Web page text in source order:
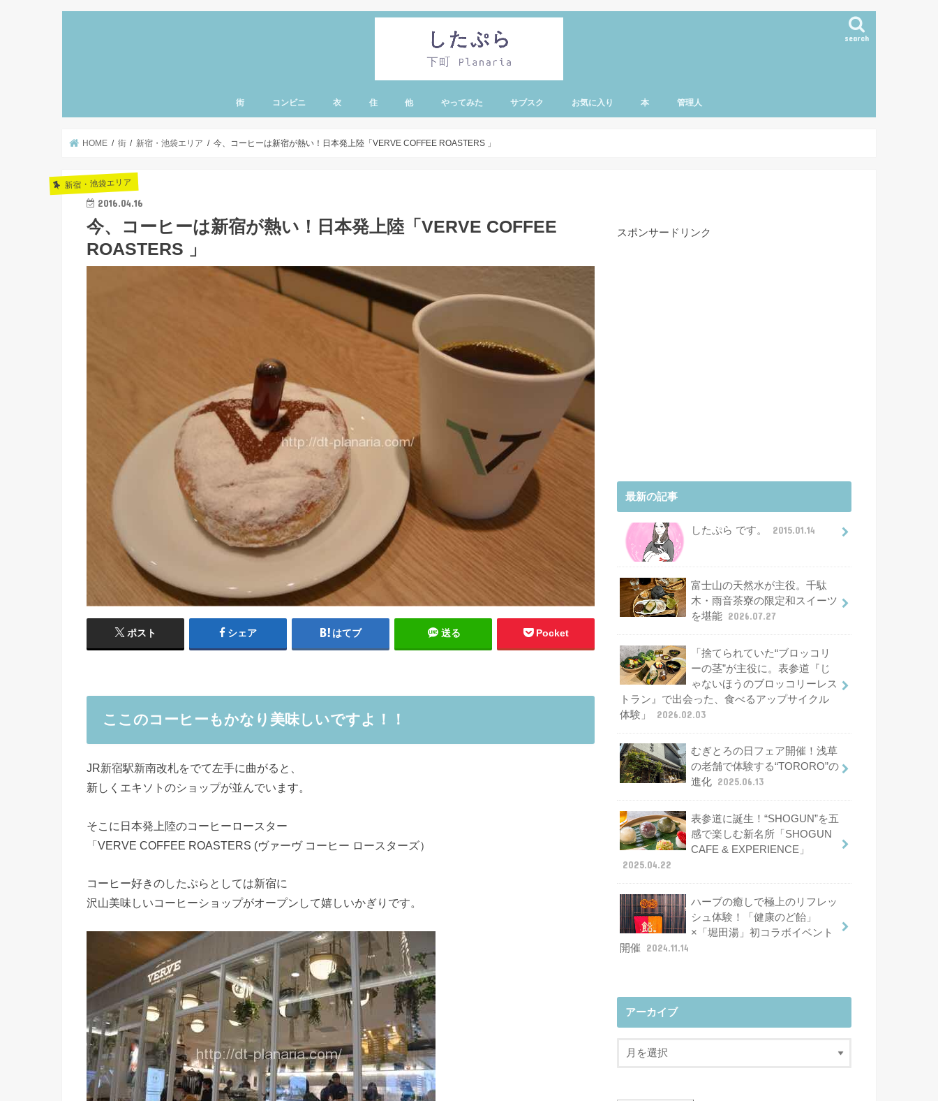
search
街
町・両国エリア
コンビニ 衣 住 他 やってみた サブスク お気に入り 本 管理人
HOME 街 新宿・池袋エリア 今、コーヒーは新宿が熱い！日本発上陸「VERVE COFFEE ROASTERS 」
新宿・池袋エリア
2016.04.16
今、コーヒーは新宿が熱い！日本発上陸「VERVE COFFEE
ROASTERS 」
ポスト シェア はてブ 送る Pocket
ここのコーヒーもかなり美味しいですよ！！
JR新宿駅新南改札をでて左手に曲がると、
新しくエキソトのショップが並んでいます。
そこに日本発上陸のコーヒーロースター
「VERVE COFFEE ROASTERS (ヴァーヴ コーヒー ロースターズ）
コーヒー好きのしたぷらとしては新宿に
沢山美味しいコーヒーショップがオープンして嬉しいかぎりです。
スポンサードリンク
最新の記事
したぷら です。 2015.01.14
富士山の天然水が主役。千駄
木・雨音茶寮の限定和スイーツ
を堪能 2026.07.27
「捨てられていた“ブロッコリ
ーの茎”が主役に。表参道『じ
ゃないほうのブロッコリーレス
トラン』で出会った、食べるアップサイクル
体験」
2026.02.03
むぎとろの日フェア開催！浅草
の老舗で体験する“TORORO”の
進化 2025.06.13
表参道に誕生！“SHOGUN”を五
感で楽しむ新名所「SHOGUN
CAFE & EXPERIENCE」
2025.04.22
ハーブの癒しで極上のリフレッ
シュ体験！「健康のど飴」
×「堀田湯」初コラボイベント
開催
2024.11.14
アーカイブ